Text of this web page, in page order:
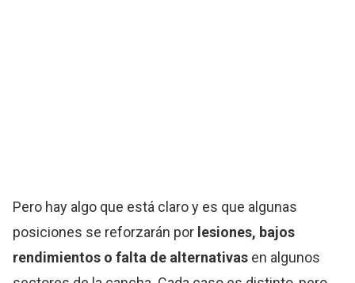
Pero hay algo que está claro y es que algunas
posiciones se reforzarán por lesiones, bajos
rendimientos o falta de alternativas en algunos